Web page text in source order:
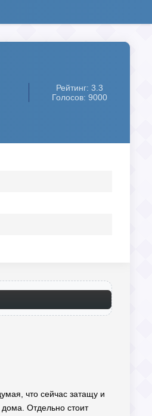
Рейтинг: 3.3
Голосов: 9000
что сейчас затащу и
Отдельно стоит